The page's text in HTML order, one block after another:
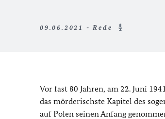
09.06.2021 - Rede
Vor fast 80 Jahren, am 22. Juni
das mörderischste Kapitel des
auf Polen seinen Anfang